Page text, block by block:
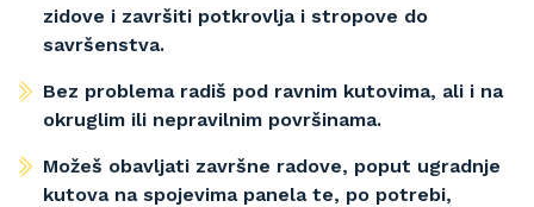
zidove i završiti potkrovlja i stropove do
savršenstva.
Bez problema radiš pod ravnim kutovima, ali i na
okruglim ili nepravilnim površinama.
Možeš obavljati završne radove, poput ugradnje
kutova na spojevima panela te, po potrebi,